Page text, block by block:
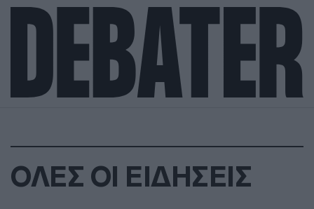
ΟΛΕΣ ΟΙ ΕΙΔΗΣΕΙΣ